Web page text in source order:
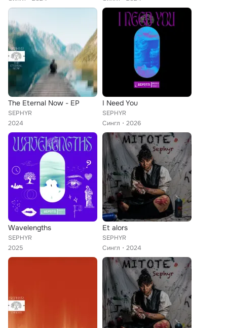
The Eternal Now - EP
SEPHYR
2024
I Need You
SEPHYR
Сингл
2026
Wavelengths
SEPHYR
2025
Et alors
SEPHYR
Сингл
2024